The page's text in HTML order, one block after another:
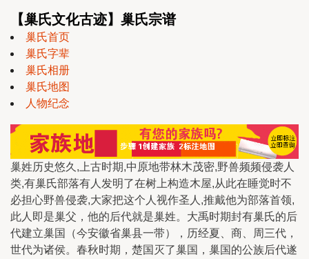
【巢氏文化古迹】巢氏宗谱
巢氏首页
巢氏字辈
巢氏相册
巢氏地图
人物纪念
巢姓历史悠久,上古时期,中原地带林木茂密,野兽频频侵袭人
类,有巢氏部落有人发明了在树上构造木屋,从此在睡觉时不
必担心野兽侵袭,大家把这个人视作圣人,推戴他为部落首领,
此人即是巢父，他的后代就是巢姓。大禹时期封有巢氏的后
代建立巢国（今安徽省巢县一带），历经夏、商、周三代，
世代为诸侯。春秋时期，楚国灭了巢国，巢国的公族后代遂